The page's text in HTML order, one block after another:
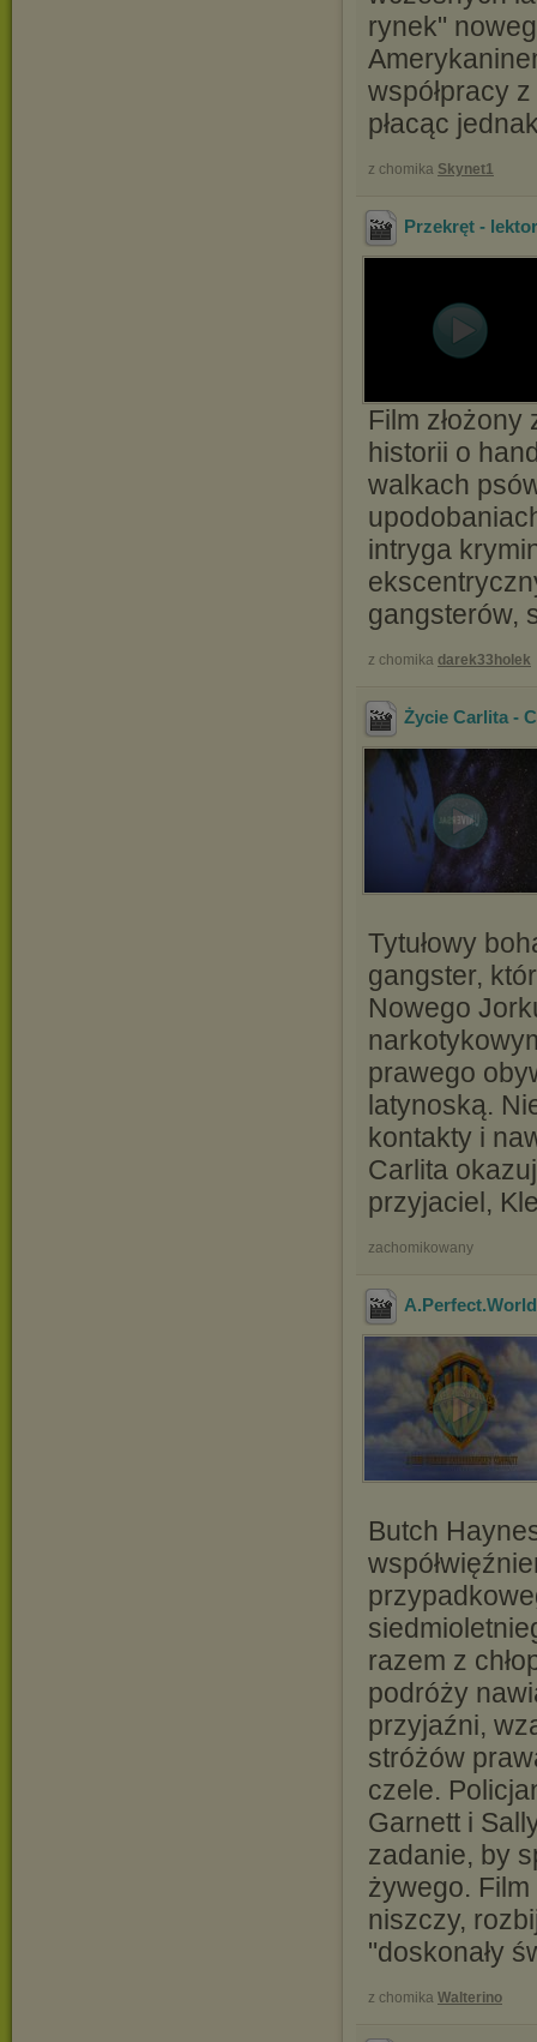
rynek"
współpracy
płacąc
z chomika Skynet1
Przekręt -
Film
historii o
walkach
intryga
gangsterów,
z chomika darek33holek
Życie Carlita -
Tytułowy
gangster,
Nowego
prawego
latynoską.
kontakty i
Carlita
przyjaciel,
zachomikowany
Butch
razem z
podróży
przyjaźni,
stróżów
czele.
Garnett i
zadanie, by
żywego.
niszczy,
"doskonały
z chomika Walterino